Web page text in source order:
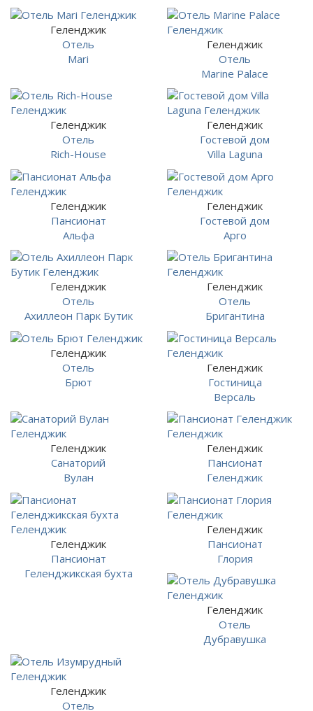
Геленджик
Отель
Mari
Геленджик
Отель
Marine Palace
Геленджик
Отель
Rich-House
Геленджик
Гостевой дом
Villa Laguna
Геленджик
Пансионат
Альфа
Геленджик
Гостевой дом
Арго
Геленджик
Отель
Ахиллеон Парк Бутик
Геленджик
Отель
Бригантина
Геленджик
Отель
Брют
Геленджик
Гостиница
Версаль
Геленджик
Санаторий
Вулан
Геленджик
Пансионат
Геленджик
Геленджик
Пансионат
Геленджикская бухта
Геленджик
Пансионат
Глория
Геленджик
Отель
Дубравушка
Геленджик
Отель